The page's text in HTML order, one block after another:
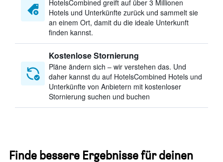
HotelsCombined greift auf über 3 Millionen
Hotels und Unterkünfte zurück und sammelt sie
an einem Ort, damit du die ideale Unterkunft
finden kannst.
Kostenlose Stornierung
Pläne ändern sich – wir verstehen das. Und
daher kannst du auf HotelsCombined Hotels und
Unterkünfte von Anbietern mit kostenloser
Stornierung suchen und buchen
Finde bessere Ergebnisse für deinen